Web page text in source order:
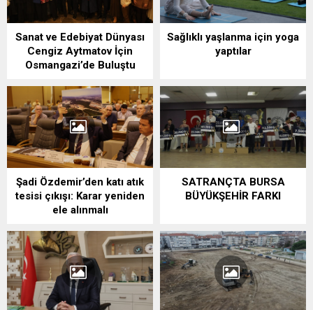
Sanat ve Edebiyat Dünyası
Cengiz Aytmatov İçin
Osmangazi’de Buluştu
Sağlıklı yaşlanma için yoga
yaptılar
Şadi Özdemir’den katı atık
tesisi çıkışı: Karar yeniden
ele alınmalı
SATRANÇTA BURSA
BÜYÜKŞEHİR FARKI